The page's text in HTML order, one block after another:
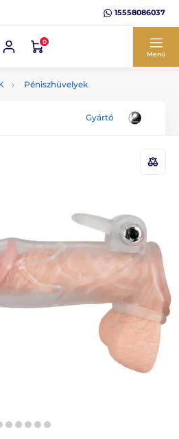
15558086037
0
Menü
Péniszhüvelyek
Gyártó